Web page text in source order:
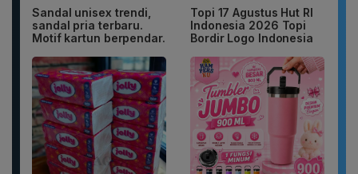
Sandal unisex trendi,
sandal pria terbaru.
Motif kartun berpendar.
Topi 17 Agustus Hut RI
Indonesia 2026 Topi
Bordir Logo Indonesia